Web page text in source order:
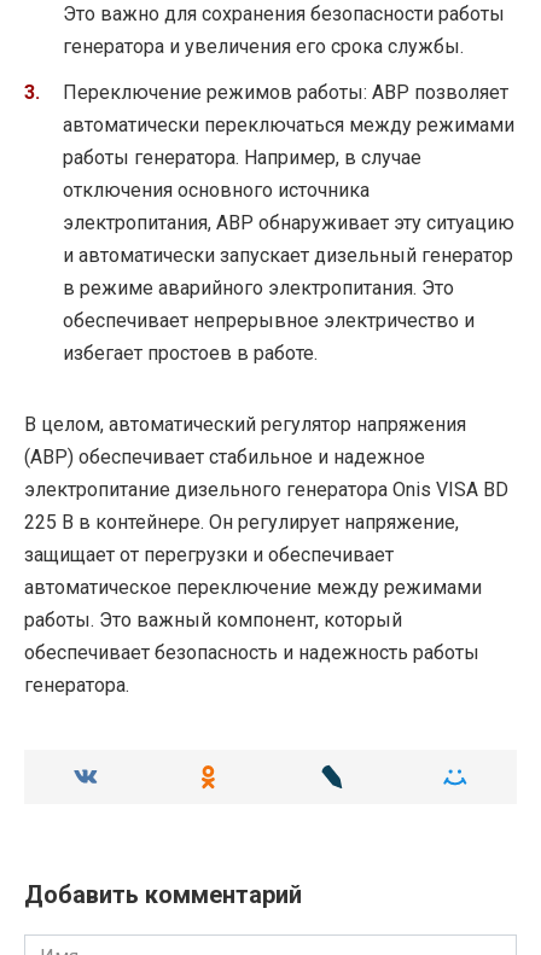
Это важно для сохранения безопасности работы
генератора и увеличения его срока службы.
Переключение режимов работы: АВР позволяет
автоматически переключаться между режимами
работы генератора. Например, в случае
отключения основного источника
электропитания, АВР обнаруживает эту ситуацию
и автоматически запускает дизельный генератор
в режиме аварийного электропитания. Это
обеспечивает непрерывное электричество и
избегает простоев в работе.
В целом, автоматический регулятор напряжения
(АВР) обеспечивает стабильное и надежное
электропитание дизельного генератора Onis VISA BD
225 B в контейнере. Он регулирует напряжение,
защищает от перегрузки и обеспечивает
автоматическое переключение между режимами
работы. Это важный компонент, который
обеспечивает безопасность и надежность работы
генератора.
Добавить комментарий
Имя